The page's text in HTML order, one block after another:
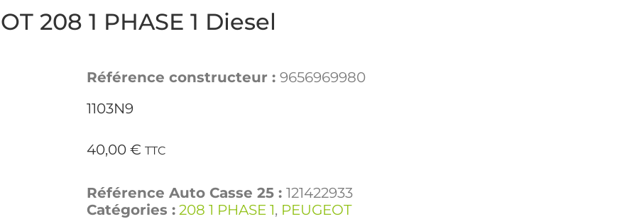
208 1 PHASE 1 Diesel
Référence constructeur : 9656969980
1103N9
40,00 € TTC
Référence Auto Casse 25 : 121422933
Catégories : 208 1 PHASE 1, PEUGEOT